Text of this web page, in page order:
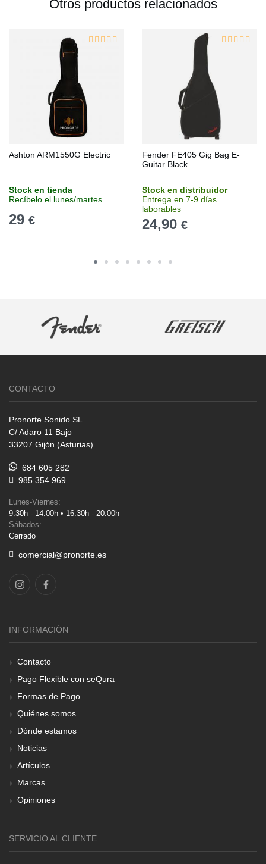
Otros productos relacionados
Ashton ARM1550G Electric
Stock en tienda
Recíbelo el lunes/martes
29 €
Fender FE405 Gig Bag E-
Guitar Black
Stock en distribuidor
Entrega en 7-9 días
laborables
24,90 €
CONTACTO
Pronorte Sonido SL
C/ Adaro 11 Bajo
33207 Gijón (Asturias)
684 605 282
985 354 969
Lunes-Viernes:
9:30h - 14:00h • 16:30h - 20:00h
Sábados:
Cerrado
comercial@pronorte.es
INFORMACIÓN
Contacto
Pago Flexible con seQura
Formas de Pago
Quiénes somos
Dónde estamos
Noticias
Artículos
Marcas
Opiniones
SERVICIO AL CLIENTE